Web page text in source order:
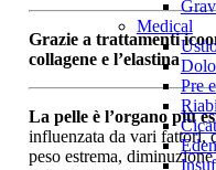
Medical
Pre
Grazie a trattamenti
collagene e l’elastina
La pelle è l’organo più
influenzata da vari fattori,
peso estrema,